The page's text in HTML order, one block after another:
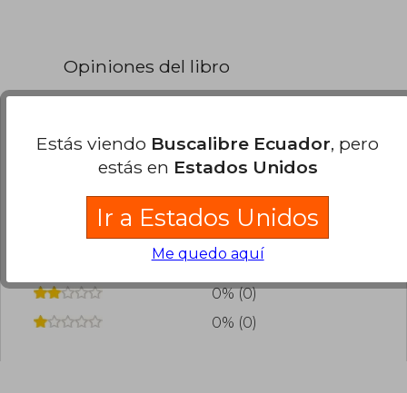
Opiniones del libro
¿Leíste este libro? Inicia sesiónpara poder
agregar tu propia evaluación
0% (0)
0% (0)
0% (0)
0% (0)
0% (0)
Estás viendo Buscalibre Ecuador, pero
estás en Estados Unidos
Ir a Estados Unidos
Me quedo aquí